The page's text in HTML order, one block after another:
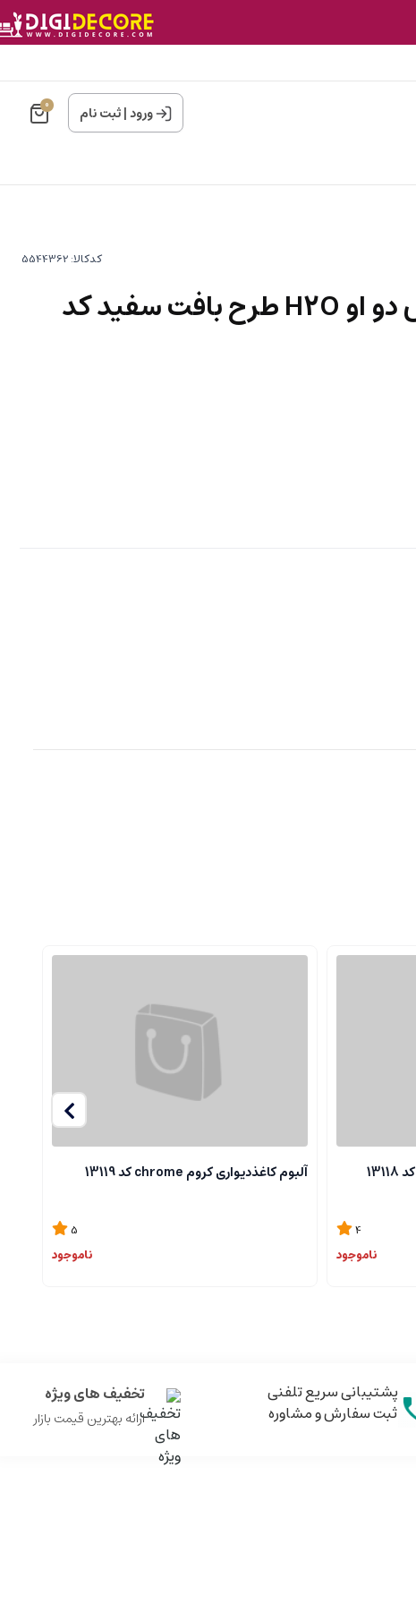
ورود|ثبت نام 0
کدکالا:
کاغذدیواری هاش دو او H2O طرح بافت سفید کد
4
ناموجود
آلبوم کاغذدیواری کروم chrome کد 13119
5
ناموجود
پشتیبانی سریع تلفنی
ثبت سفارش و مشاوره
تخفیف های ویژه
ارائه بهترین قیمت بازار